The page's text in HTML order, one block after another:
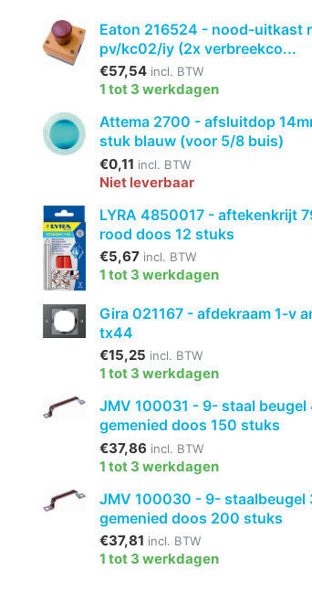
Eaton 216524 - nood-uitkast
pv/kc02/iy (2x verbreekco...
€57,54 incl. BTW
1 tot 3 werkdagen
Attema 2700 - afsluitdop
stuk blauw (voor 5/8 buis)
€0,11 incl. BTW
Niet leverbaar
LYRA 4850017 - aftekenkrijt
rood doos 12 stuks
€5,67 incl. BTW
1 tot 3 werkdagen
Gira 021167 - afdekraam 1-v
tx44
€15,25 incl. BTW
1 tot 3 werkdagen
JMV 100031 - 9- staal beugel
gemenied doos 150 stuks
€37,86 incl. BTW
1 tot 3 werkdagen
JMV 100030 - 9- staalbeugel
gemenied doos 200 stuks
€37,81 incl. BTW
1 tot 3 werkdagen